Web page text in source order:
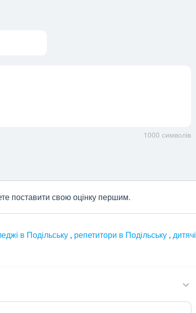
1000 символів
поставити свою оцінку першим.
в Подільську , репетитори в Подільську , дитячі